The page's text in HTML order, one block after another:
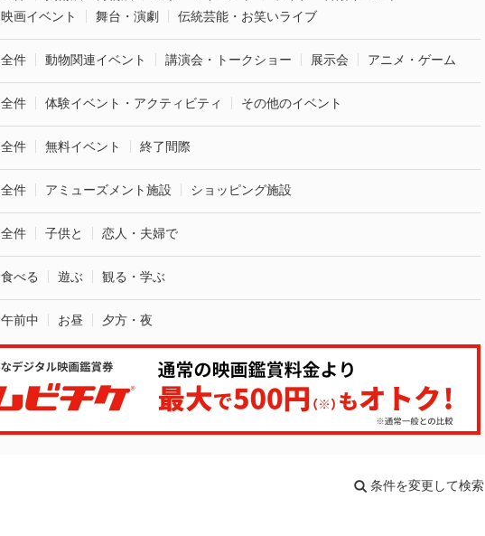
映画イベント
舞台・演劇 伝統芸能・お笑いライブ
全件 動物関連イベント 講演会・トークショー 展示会 アニメ・ゲーム
全件 体験イベント・アクティビティ その他のイベント
全件 無料イベント 終了間際
全件 アミューズメント施設 ショッピング施設
全件 子供と 恋人・夫婦で
食べる 遊ぶ 観る・学ぶ
午前中 お昼 夕方・夜
条件を変更して検索